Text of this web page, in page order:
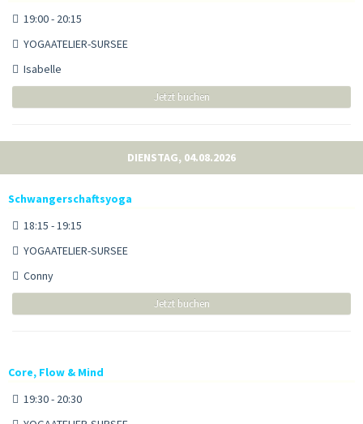
19:00 - 20:15
YOGAATELIER-SURSEE
Isabelle
Jetzt buchen
DIENSTAG, 04.08.2026
Schwangerschaftsyoga
18:15 - 19:15
YOGAATELIER-SURSEE
Conny
Jetzt buchen
Core, Flow & Mind
19:30 - 20:30